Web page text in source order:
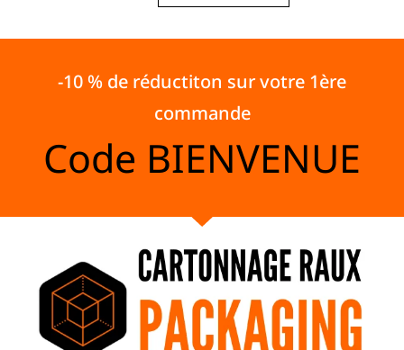
-10 % de réductiton sur votre 1ère
commande
Code BIENVENUE